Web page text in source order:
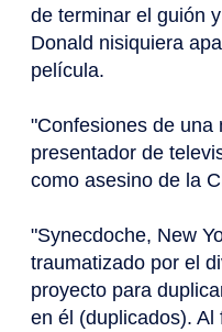
de terminar el guión
Donald nisiquiera
película.
"Confesiones de una
presentador de
como asesino de la
"Synecdoche, New
traumatizado por el
proyecto para
en él (duplicados).